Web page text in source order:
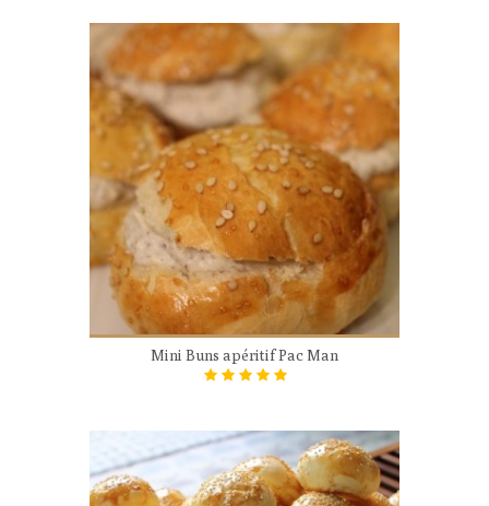
Mini Buns apéritif Pac Man